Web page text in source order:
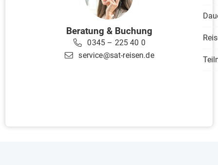
Beratung & Buchung
0345 – 225 40 0
service@sat-reisen.de